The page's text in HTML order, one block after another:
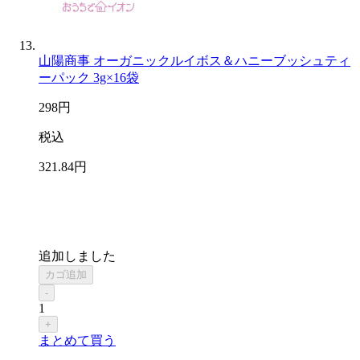
山陽商事 オーガニックルイボス＆ハニーブッシュティ
ーパック 3g×16袋
298円
税込
321 .84円
追加しました
カゴ追加
-
1
+
まとめて買う